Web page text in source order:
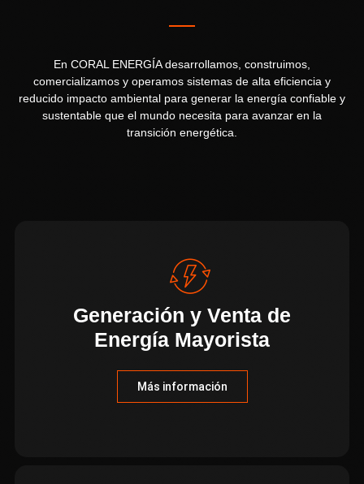
En CORAL ENERGÍA desarrollamos, construimos,
comercializamos y operamos sistemas de alta eficiencia y
reducido impacto ambiental para generar la energía confiable y
sustentable que el mundo necesita para avanzar en la
transición energética.
Generación y Venta de
Energía Mayorista
Más información